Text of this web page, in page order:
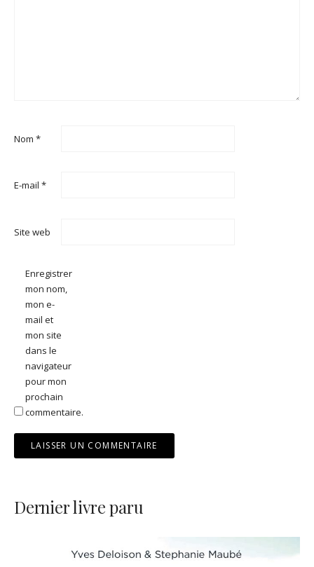
Nom *
E-mail *
Site web
Enregistrer
mon nom,
mon e-
mail et
mon site
dans le
navigateur
pour mon
prochain
commentaire.
Dernier livre paru